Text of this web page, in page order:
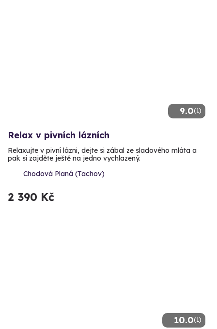
9.0(1)
Relax v pivních lázních
Relaxujte v pivní lázni, dejte si zábal ze sladového mláta a
pak si zajděte ještě na jedno vychlazený.
Chodová Planá (Tachov)
2 390 Kč
10.0(1)